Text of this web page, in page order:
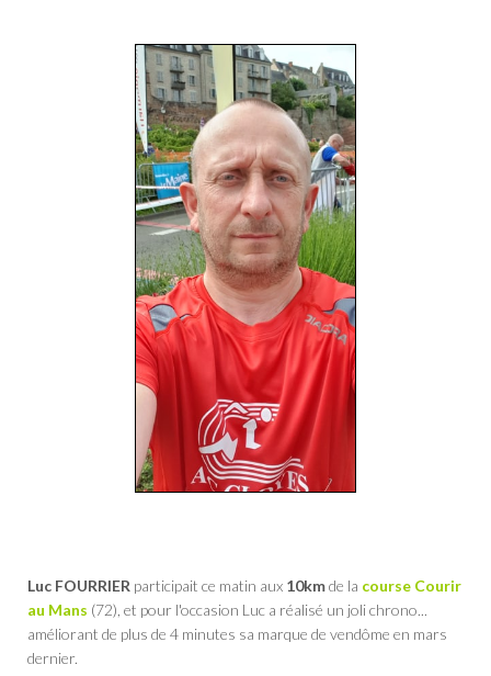
Luc FOURRIER participait ce matin aux 10kmde la course Courir
au Mans (72), et pour l'occasion Luc a réalisé un joli chrono...
améliorant de plus de 4 minutes sa marque de vendôme en mars
dernier.